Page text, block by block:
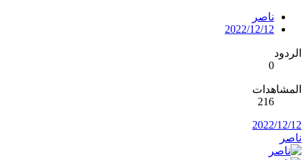
ناصر
2022/12/12
الردود
0
المشاهدات
216
2022/12/12
ناصر